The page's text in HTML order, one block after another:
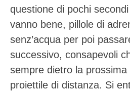
questione di pochi
vanno bene, pillole di
senz’acqua per poi
successivo, consapevoli
sempre dietro la
proiettile di distanza. Si